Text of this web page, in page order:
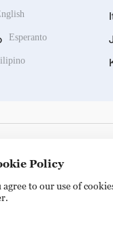
Esperanto
20000184号
Policy
to our use of